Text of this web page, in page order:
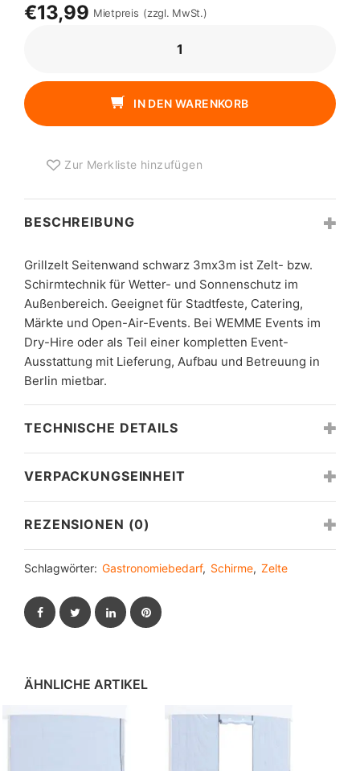
€13,99 Mietpreis (zzgl. MwSt.)
3MX3M
MENGE
IN DEN WARENKORB
Zur Merkliste hinzufügen
BESCHREIBUNG
Grillzelt Seitenwand schwarz 3mx3m ist Zelt- bzw.
Schirmtechnik für Wetter- und Sonnenschutz im
Außenbereich. Geeignet für Stadtfeste, Catering,
Märkte und Open-Air-Events. Bei WEMME Events im
Dry-Hire oder als Teil einer kompletten Event-
Ausstattung mit Lieferung, Aufbau und Betreuung in
Berlin mietbar.
TECHNISCHE DETAILS
VERPACKUNGSEINHEIT
REZENSIONEN (0)
Schlagwörter: Gastronomiebedarf, Schirme, Zelte
FacebookTwitterLinkedInPinterest
ÄHNLICHE ARTIKEL